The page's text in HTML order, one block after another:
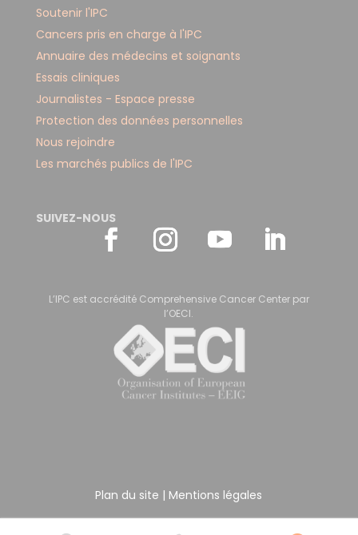
Soutenir l'IPC
Cancers pris en charge à l'IPC
Annuaire des médecins et soignants
Essais cliniques
Journalistes - Espace presse
Protection des données personnelles
Nous rejoindre
Les marchés publics de l'IPC
SUIVEZ-NOUS
L’IPC est accrédité Comprehensive Cancer Center par
l’OECI.
Plan du site | Mentions légales